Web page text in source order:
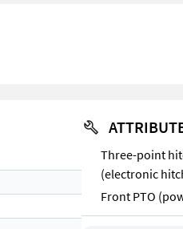
Three-point
(electronic
Front PTO